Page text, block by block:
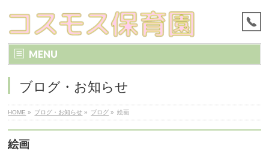
MENU
ブログ・お知らせ
HOME » ブログ・お知らせ » ブログ » 絵画
絵画